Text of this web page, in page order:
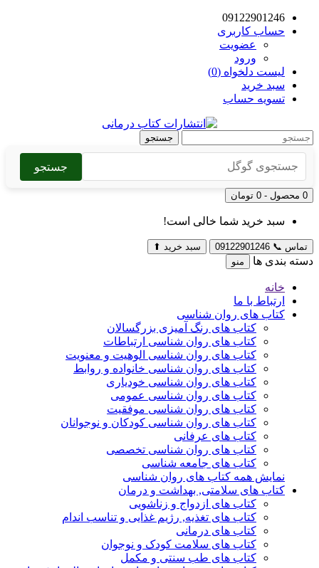
09122901246
حساب کاربری
عضویت
ورود
لیست دلخواه (0)
سبد خرید
تسویه حساب
جستجو
جستجو
0 محصول - 0 تومان
سبد خرید شما خالی است!
تماس 📞
09122901246 سبد خرید ⬆
دسته بندی ها منو
خانه
ارتباط با ما
کتاب های روان شناسی
کتاب های رنگ آمیزی بزرگسالان
کتاب های روان شناسی ارتباطات
کتاب های روان شناسی الوهیت و معنویت
کتاب های روان شناسی خانواده و روابط
کتاب های روان شناسی خودیاری
کتاب های روان شناسی عمومی
کتاب های روان شناسی موفقیت
کتاب های روان شناسی کودکان و نوجوانان
کتاب های عرفانی
کتاب های روان شناسی تخصصی
کتاب های جامعه شناسی
نمایش همه کتاب های روان شناسی
کتاب های سلامتی, بهداشت و درمان
کتاب های ازدواج و زناشویی
کتاب های تغذیه, رژیم غذایی و تناسب اندام
کتاب های درمانی
کتاب های سلامت کودک و نوجوان
کتاب های طب سنتی و مکمل